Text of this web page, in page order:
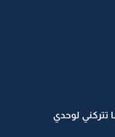
تتركني لوحدي